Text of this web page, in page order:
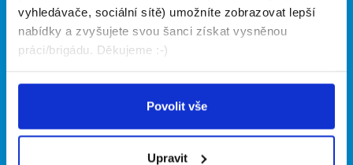
vyhledávače, sociální sítě) umožníte zobrazovat lepší
nabídky a zvyšujete svou šanci získat vysněnou
práci/brigádu. Děkujeme :-)
Povolit vše
Upravit
Články
Hledané brigády
Vložit inzerát
Ceník
Kontakt
Naše další projekty
Mobilní aplikace
Fajn brigády